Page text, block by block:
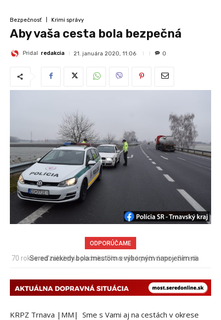
Bezpečnosť Krimi správy
Aby vaša cesta bola bezpečná
Pridal redakcia 21. januára 2020, 11:06 0
ODPORÚČAME
Sereď niekedy bola mestom s výborným napojením na
KRPZ Trnava |MM| Sme s Vami aj na cestách v okrese